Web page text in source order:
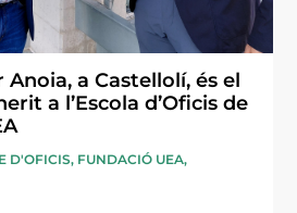
a Castellolí, és el
a l’Escola d’Oficis de
D'OFICIS, FUNDACIÓ UEA,